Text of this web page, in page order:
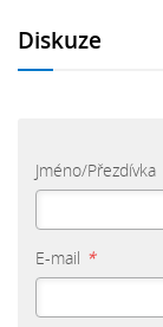
Diskuze
Jméno/Přezdívka
E-mail *